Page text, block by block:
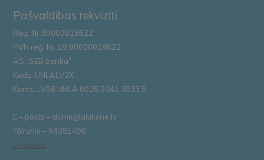
Pašvaldības rekvizīti
Reģ. Nr.90000018622
PVN reģ. Nr. LV 90000018622
AS „SEB banka”
Kods: UNLALV2X
Konts: LV58 UNLA 0025 0041 3033 5
E – pasts – dome@aluksne.lv
Tālrunis – 64381496
E-adrese